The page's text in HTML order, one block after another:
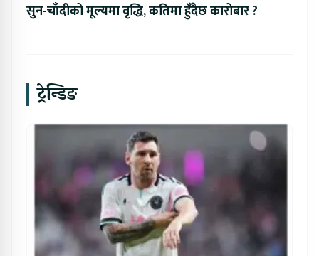
सुन-चाँदीको मूल्यमा वृद्धि, कतिमा हुँदैछ कारोबार ?
ट्रेन्डिङ